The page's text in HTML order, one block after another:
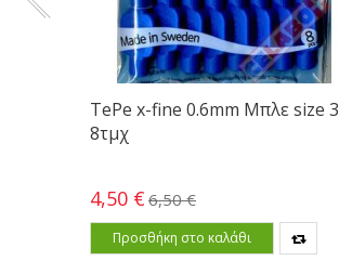
TePe x-fine 0.6mm Μπλε size 3
8τμχ
4,50 € 6,50 €
Προσθήκη στο καλάθι